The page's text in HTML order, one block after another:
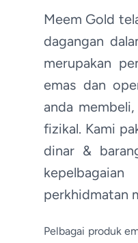
Meem Gold
dagangan
merupakan
emas dan
anda
fizikal. Kami
dinar &
perkhidmatan
Pelbagai produk